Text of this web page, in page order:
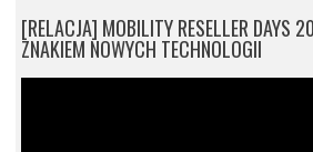
[RELACJA] MOBILITY RESELLER DAYS
ZNAKIEM NOWYCH TECHNOLOGII